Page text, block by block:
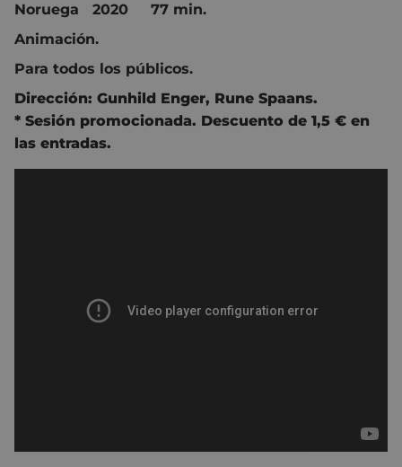
Noruega 2020 77 min.
Animación.
Para todos los públicos.
Dirección: Gunhild Enger, Rune Spaans.
* Sesión promocionada. Descuento de 1,5 € en
las entradas.